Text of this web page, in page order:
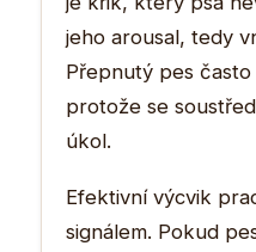
jeho arousal, tedy
Přepnutý pes
protože se
úkol.
Efektivní výcvik
signálem. Pokud